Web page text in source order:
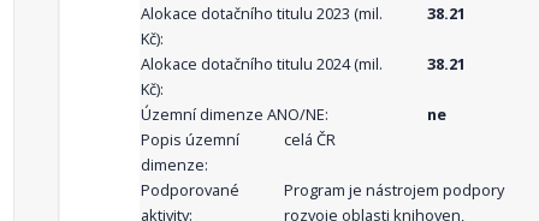
Alokace dotačního titulu 2023 (mil.
Kč):
38.21
Alokace dotačního titulu 2024 (mil.
Kč):
38.21
Územní dimenze ANO/NE:
ne
Popis územní
dimenze:
celá ČR
Podporované
aktivity:
Program je nástrojem podpory
rozvoje oblasti knihoven,